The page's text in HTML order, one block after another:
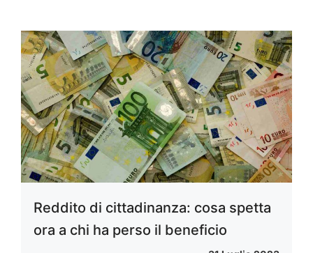
Reddito di cittadinanza: cosa spetta
ora a chi ha perso il beneficio